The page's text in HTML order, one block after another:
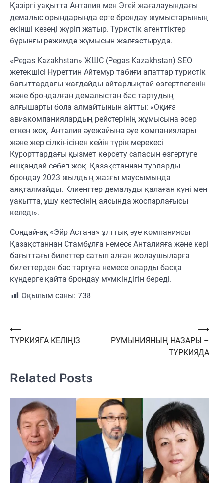
Қазіргі уақытта Анталия мен Эгей жағалауындағы
демалыс орындарында ерте брондау жұмыстарының
екінші кезеңі жүріп жатыр. Туристік агенттіктер
бұрынғы режимде жұмысын жалғастыруда.
«Pegas Kazakhstan» ЖШС (Pegas Kazakhstan) SEO
жетекшісі Нуреттин Айтемур табиғи апаттар туристік
бағыттардағы жағдайды айтарлықтай өзгертпегенін
және брондалған демалыстан бас тартудың
алғышарты бола алмайтынын айтты: «Оқиға
авиакомпаниялардың рейстерінің жұмысына әсер
еткен жоқ. Анталия әуежайына әуе компаниялары
және жер сілкінісінен кейін түрік мерекесі
Курорттардағы қызмет көрсету сапасын өзгертуге
ешқандай себеп жоқ. Қазақстаннан турларды
брондау 2023 жылдың жазғы маусымында
аяқталмайды. Клиенттер демалуды қалаған күні мен
уақытта, ұшу кестесінің аясында жоспарлағысы
келеді».
Сондай-ақ «Эйр Астана» ұлттық әуе компаниясы
Қазақстаннан Стамбұлға немесе Анталияға және кері
бағыттағы билеттер сатып алған жолаушыларға
билеттерден бас тартуға немесе оларды басқа
күндерге қайта брондау мүмкіндігін береді.
Оқылым саны: 738
Навигация
по
⟵
ТҮРКИЯҒА КЕЛІҢІЗ
РУМЫНИЯНЫҢ НАЗАРЫ –
ТҮРКИЯДА
⟶
Related Posts